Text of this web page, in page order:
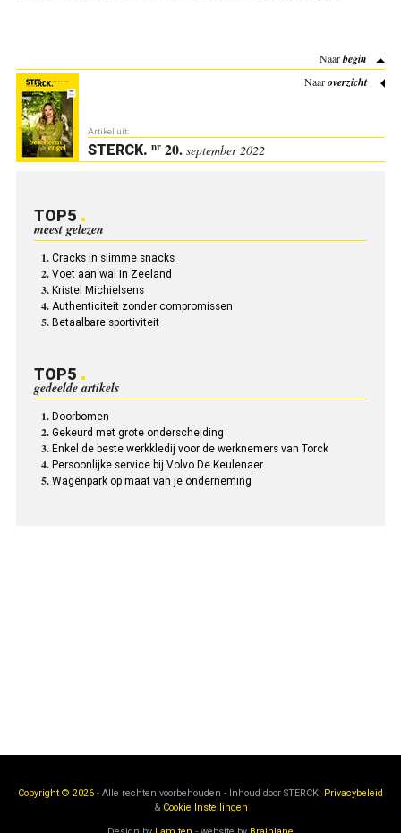
Naarbegin
Naaroverzicht
Artikel uit:
STERCK. nr20. september 2022
TOP5
meest gelezen
Cracks in slimme snacks
Voet aan wal in Zeeland
Kristel Michielsens
Authenticiteit zonder compromissen
Betaalbare sportiviteit
TOP5
gedeelde artikels
Doorbomen
Gekeurd met grote onderscheiding
Enkel de beste werkkledij voor de werknemers van Torck
Persoonlijke service bij Volvo De Keulenaer
Wagenpark op maat van je onderneming
Copyright © 2026 - Alle rechten voorbehouden - Inhoud door STERCK. Privacybeleid
& Cookie Instellingen